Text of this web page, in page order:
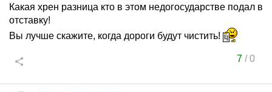
Какая хрен разница кто в этом недогосударстве подал в
отставку!
Вы лучше скажите, когда дороги будут чистить!
7/0